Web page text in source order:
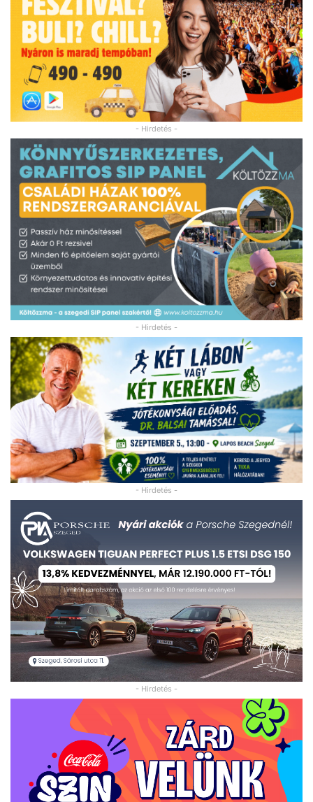
- Hirdetés -
- Hirdetés -
- Hirdetés -
- Hirdetés -